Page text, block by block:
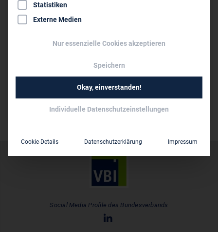
HPC AG - Niederlassung Hamburg
Blücherstraße 11
stefan.reich@hpc.ag
Social Media Profile des Bundesverbands
Statistiken
Externe Medien
Nur essenzielle Cookies akzeptieren
Speichern
Okay, einverstanden!
Individuelle Datenschutzeinstellungen
Cookie-Details Datenschutzerklärung Impressum